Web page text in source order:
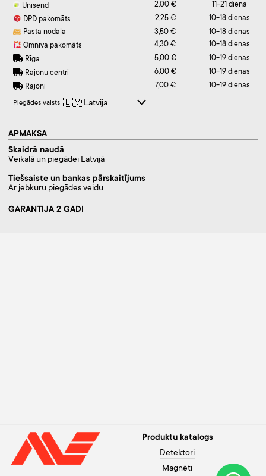
Unisend
2,00 €
11-21 diena
DPD pakomāts
2,25 €
10-18 dienas
Pasta nodaļa
3,50 €
10-18 dienas
Omniva pakomāts
4,30 €
10-18 dienas
Rīga
5,00 €
10-19 dienas
Rajonu centri
6,00 €
10-19 dienas
Rajoni
7,00 € 10-19 dienas
Piegādes valsts
APMAKSA
Skaidrā naudā
Veikalā un piegādei Latvijā
Tiešsaiste un bankas pārskaitījums
Ar jebkuru piegādes veidu
GARANTIJA 2 GADI
Produktu katalogs
Detektori
Magnēti